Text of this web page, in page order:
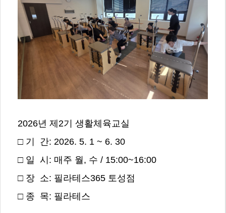
2026년 제2기 생활체육교실
□ 기 간: 2026. 5. 1 ~ 6. 30
□ 일 시: 매주 월, 수 / 15:00~16:00
□ 장 소: 필라테스365 토성점
□ 종 목: 필라테스